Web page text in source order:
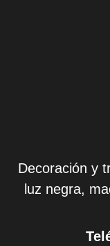
Decoración y
luz negra,